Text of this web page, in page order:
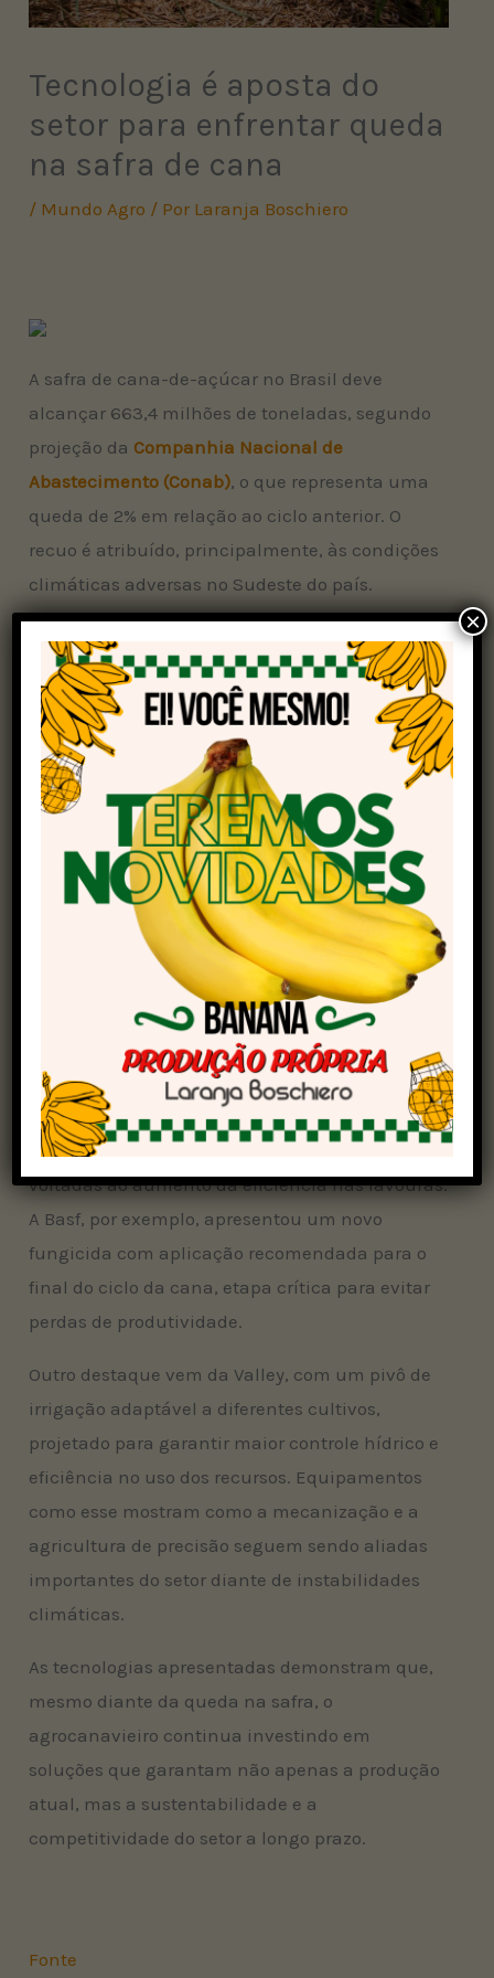
Tecnologia é aposta do
setor para enfrentar queda
na safra de cana
/ Mundo Agro / Por Laranja Boschiero
A safra de cana-de-açúcar no Brasil deve
alcançar 663,4 milhões de toneladas, segundo
projeção da Companhia Nacional de
Abastecimento (Conab), o que representa uma
queda de 2% em relação ao ciclo anterior. O
recuo é atribuído, principalmente, às condições
climáticas adversas no Sudeste do país.
Apesar do cenário desafiador, o setor canavieiro
mostra resiliência e aposta em tecnologia para
manter a produtividade. A área plantada deve
crescer 0,3%, atingindo 8,79 milhões de hectares
— um reflexo da confiança dos produtores e da
força da inovação no campo.
Na maior feira de tecnologia agrícola da
América Latina, empresas destacam soluções
voltadas ao aumento da eficiência nas lavouras.
A Basf, por exemplo, apresentou um novo
fungicida com aplicação recomendada para o
final do ciclo da cana, etapa crítica para evitar
perdas de produtividade.
Outro destaque vem da Valley, com um pivô de
irrigação adaptável a diferentes cultivos,
projetado para garantir maior controle hídrico e
eficiência no uso dos recursos. Equipamentos
como esse mostram como a mecanização e a
agricultura de precisão seguem sendo aliadas
importantes do setor diante de instabilidades
climáticas.
As tecnologias apresentadas demonstram que,
mesmo diante da queda na safra, o
agrocanavieiro continua investindo em
soluções que garantam não apenas a produção
atual, mas a sustentabilidade e a
competitividade do setor a longo prazo.
Fonte
×